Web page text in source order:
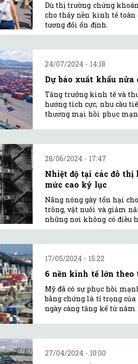
Dù thị trường chứng
cho thấy nền kinh tế toàn
tương đối ổn định.
24/07/2024 - 14:18
Dự báo xuất khẩu
Tăng trưởng kinh tế và
hướng tích cực, nhu cầu
thương mại hồi phục
28/06/2024 - 17:47
Nhiệt độ tại các đô thị
mức cao kỷ lục
Nắng nóng gây tổn hại
trồng, vật nuôi và giảm
những nơi không có điều
17/05/2024 - 15:22
6 nền kinh tế lớn theo
Mỹ đã có sự phục hồi
bằng chứng là tỉ trọng của
ngày càng tăng kể từ năm
27/04/2024 - 10:00